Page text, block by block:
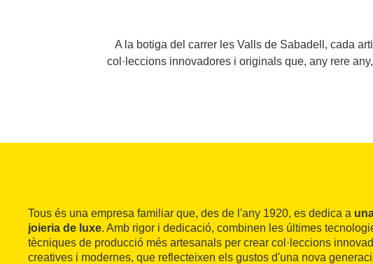
A la botiga del carrer les Valls de Sabadell, cada
col·leccions innovadores i originals que, any rere
Tous és una empresa familiar que, des de l'any 1920, es dedica a
joieria de luxe. Amb rigor i dedicació, combinen les últimes
tècniques de producció més artesanals per crear col·leccions
creatives i modernes, que reflecteixen els gustos d'una nova